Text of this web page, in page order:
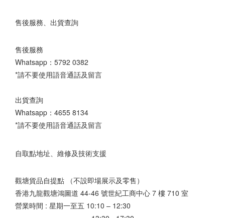
售後服務、出貨查詢
售後服務
Whatsapp： 5792 0382
*請不要使用語音通話及留言
出貨查詢
Whatsapp： 4655 8134
*請不要使用語音通話及留言
自取點地址、維修及技術支援
觀塘貨品自提點 （不設即場展示及零售）
香港九龍觀塘鴻圖道 44-46 號世紀工商中心 7 樓 710 室
營業時間 : 星期一至五 10:10 – 12:30